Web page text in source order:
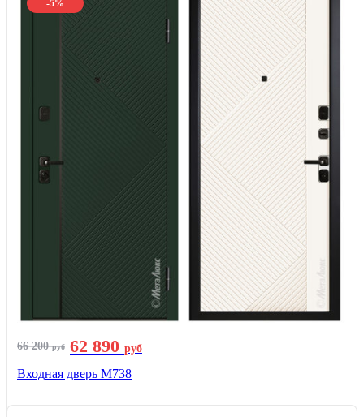
-5%
66 200руб 62 890 руб
Входная дверь М738